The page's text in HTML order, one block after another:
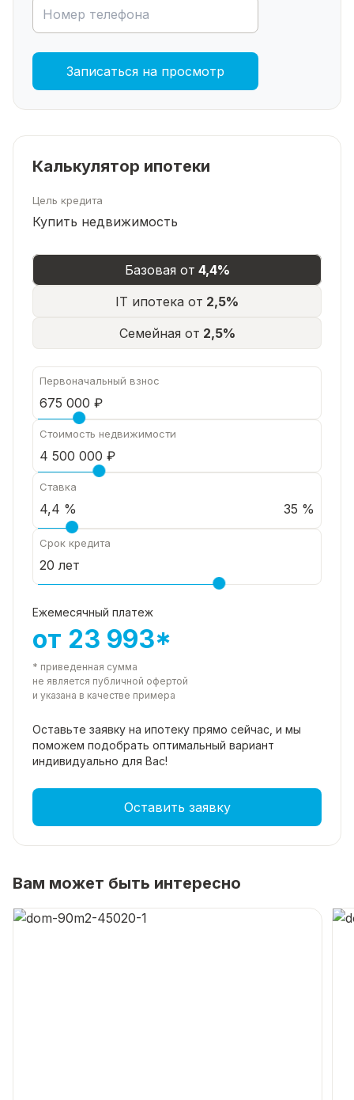
Записаться на просмотр
Калькулятор ипотеки
Цель кредита
Купить недвижимость
Базовая от 4,4%
IT ипотека от 2,5%
Семейная от 2,5%
Первоначальный взнос
Стоимость недвижимости
Ставка
35 %
Срок кредита
Ежемесячный платеж
от 23 993*
* приведенная сумма
не является публичной офертой
и указана в качестве примера
Оставьте заявку на ипотеку прямо сейчас, и мы
поможем подобрать оптимальный вариант
индивидуально для Вас!
Оставить заявку
Вам может быть интересно